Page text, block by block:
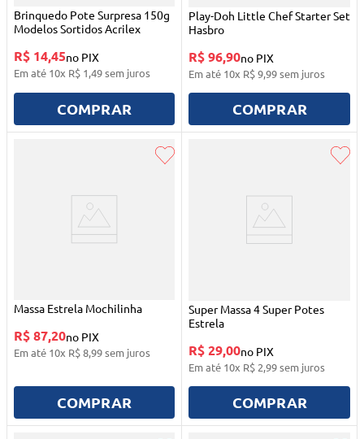
Brinquedo Pote Surpresa 150g
Modelos Sortidos Acrilex
R$ 14,45no PIX
Em até 10x R$ 1,49sem juros
COMPRAR
Play-Doh Little Chef Starter Set
Hasbro
R$ 96,90no PIX
Em até 10x R$9,99sem juros
COMPRAR
Massa Estrela Mochilinha
R$ 87,20no PIX
Em até 10x R$8,99sem juros
COMPRAR
Super Massa 4 Super Potes
Estrela
R$ 29,00no PIX
Em até 10x R$ 2,99sem juros
COMPRAR